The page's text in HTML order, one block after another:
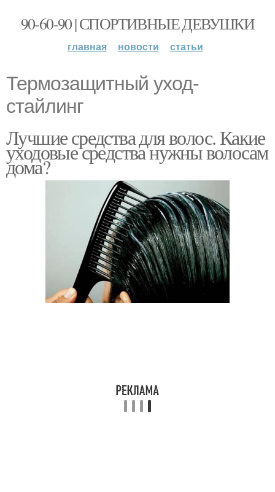
90-60-90 | СПОРТИВНЫЕ ДЕВУШКИ
главная новости статьи
Термозащитный уход-
стайлинг
Лучшие средства для волос. Какие
уходовые средства нужны волосам
дома?